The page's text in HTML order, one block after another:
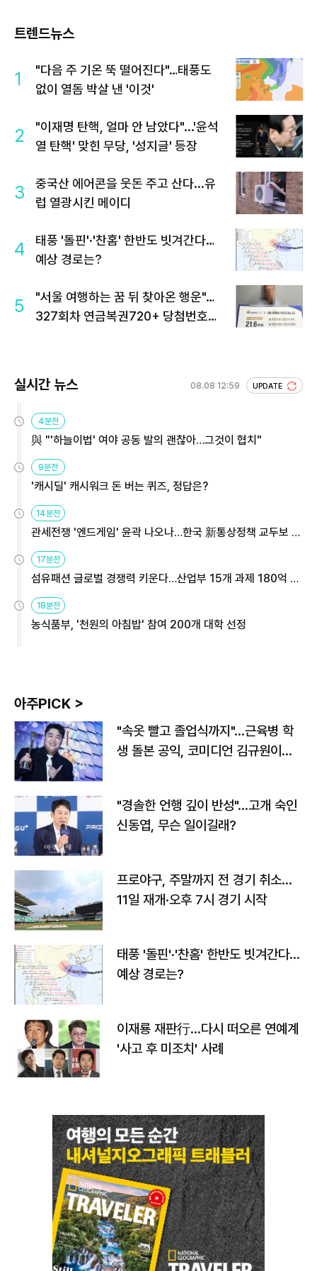
트렌드뉴스
1
"다음 주 기온 뚝 떨어진다"…태풍도
없이 열돔 박살 낸 '이것'
2
"이재명 탄핵, 얼마 안 남았다"...'윤석
열 탄핵' 맞힌 무당, '성지글' 등장
3
중국산 에어콘을 웃돈 주고 산다...유
럽 열광시킨 메이디
4
태풍 '돌핀'·'찬홈' 한반도 빗겨간다…
예상 경로는?
5
"서울 여행하는 꿈 뒤 찾아온 행운"…
327회차 연금복권720+ 당첨번호조
실시간 뉴스 08.08 12:59 UPDATE
4분전
與 "'하늘이법' 여야 공동 발의 괜찮아…그것이 협치"
9분전
'캐시딜' 캐시워크 돈 버는 퀴즈, 정답은?
14분전
관세전쟁 '엔드게임' 윤곽 나오나…한국 新통상정책 교두보 활
용해야
17분전
섬유패션 글로벌 경쟁력 키운다…산업부 15개 과제 180억 지
원
18분전
농식품부, '천원의 아침밥' 참여 200개 대학 선정
아주PICK >
"속옷 빨고 졸업식까지"…근육병 학
생 돌본 공익, 코미디언 김규원이었
"경솔한 언행 깊이 반성"…고개 숙인
신동엽, 무슨 일이길래?
프로야구, 주말까지 전 경기 취소…
11일 재개·오후 7시 경기 시작
태풍 '돌핀'·'찬홈' 한반도 빗겨간다…
예상 경로는?
이재룡 재판行…다시 떠오른 연예계
'사고 후 미조치' 사례